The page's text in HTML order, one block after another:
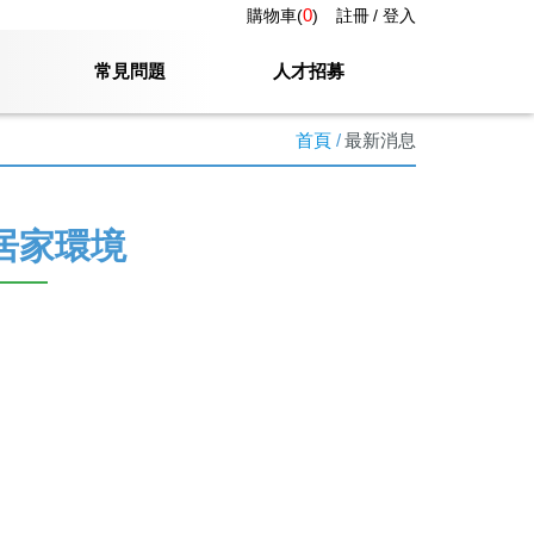
註冊 登入
購物車(0)
常見問題 人才招募
首頁 最新消息
家環境